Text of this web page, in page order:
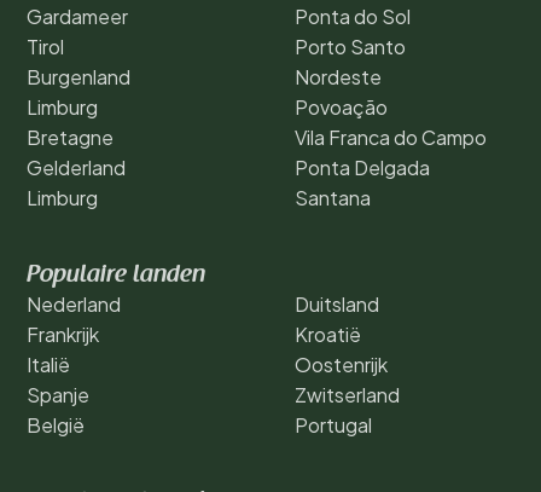
Gardameer
Tirol
Burgenland
Limburg
Bretagne
Gelderland
Limburg
Ponta do Sol
Porto Santo
Nordeste
Povoação
Vila Franca do Campo
Ponta Delgada
Santana
Populaire landen
Nederland
Frankrijk
Italië
Spanje
België
Duitsland
Kroatië
Oostenrijk
Zwitserland
Portugal